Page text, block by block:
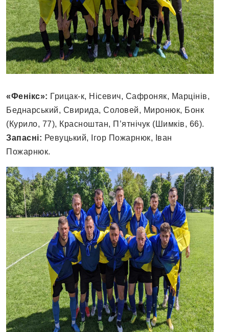
«Фенікс»: Грицак-к, Нісевич, Сафроняк, Марцінів,
Беднарський, Свирида, Соловей, Миронюк, Бонк
(Курило, 77), Красноштан, П’ятнічук (Шимків, 66).
Запасні: Ревуцький, Ігор Пожарнюк, Іван
Пожарнюк.